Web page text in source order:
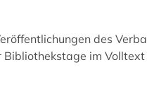
des
im